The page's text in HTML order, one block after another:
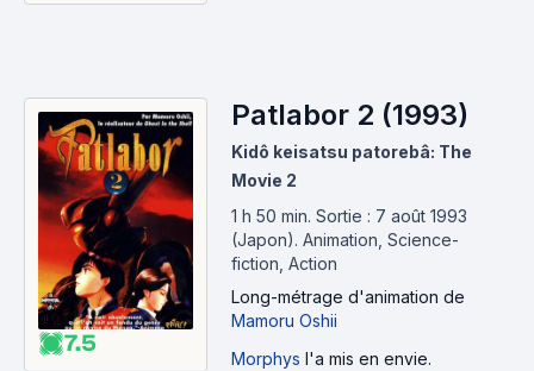
7.5
Patlabor 2 (1993)
Kidô keisatsu patorebâ: The
Movie 2
1 h 50 min. Sortie : 7 août 1993
(Japon). Animation, Science-
fiction, Action
Long-métrage d'animation de
Mamoru Oshii
Morphys l'a mis en envie.